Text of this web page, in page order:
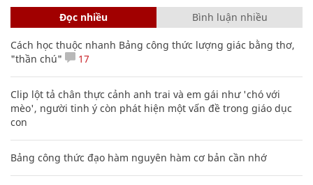
Đọc nhiều Bình luận nhiều
Cách học thuộc nhanh Bảng công thức lượng giác bằng thơ,
"thần chú"
17
Clip lột tả chân thực cảnh anh trai và em gái như 'chó với
mèo', người tinh ý còn phát hiện một vấn đề trong giáo dục
con
Bảng công thức đạo hàm nguyên hàm cơ bản cần nhớ